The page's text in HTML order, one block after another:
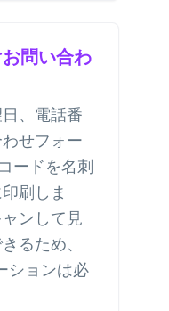
問い合わ
、電話番
せフォー
ードを名刺
刷しま
ンして見
るため、
ションは必